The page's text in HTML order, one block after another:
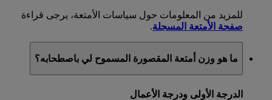
للمزيد من المعلومات حول سياسات الأمتعة، يرجى قراءة
صفحة الأمتعة المسجلة.
ما هو وزن أمتعة المقصورة المسموح لي باصطحابه؟
الدرجة الأولى ودرجة الأعمال